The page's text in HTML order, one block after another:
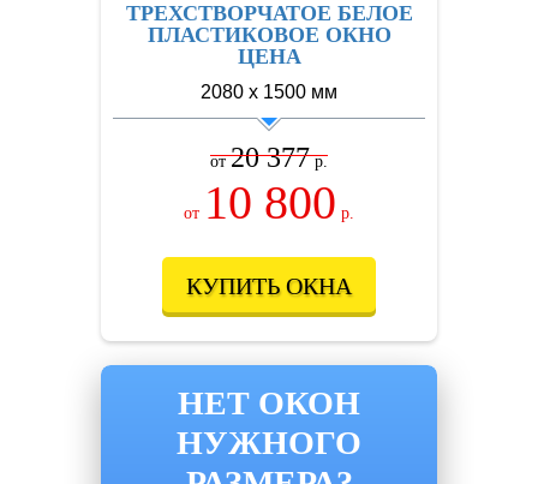
ТРЕХСТВОРЧАТОЕ БЕЛОЕ
ПЛАСТИКОВОЕ ОКНО
ЦЕНА
2080 х 1500 мм
от20 377р.
от 10 800 р.
КУПИТЬ ОКНА
НЕТ ОКОН
НУЖНОГО